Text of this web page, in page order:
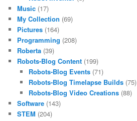
Music (17)
My Collection (69)
Pictures (164)
Programming (208)
Roberta (39)
Robots-Blog Content (199)
Robots-Blog Events(71)
Robots-Blog Timelapse Builds(75)
Robots-Blog Video Creations(88)
Software (143)
STEM (204)